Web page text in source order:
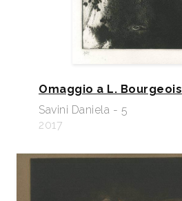
Omaggio a L. Bourgeois
Savini Daniela - 5
2017